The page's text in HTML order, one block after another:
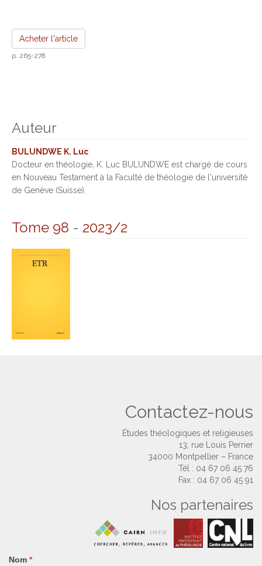
Acheter l'article
p. 265-278
Auteur
BULUNDWE K. Luc
Docteur en théologie, K. Luc BULUNDWE est chargé de cours
en Nouveau Testament à la Faculté de théologie de l'université
de Genève (Suisse).
Tome 98 - 2023/2
Contactez-nous
Études théologiques et religieuses
13, rue Louis Perrier
34000 Montpellier – France
Tél : 04 67 06 45 76
Fax : 04 67 06 45 91
Nos partenaires
Nom *
Si